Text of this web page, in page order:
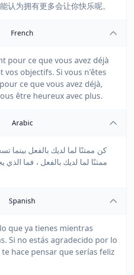
认为拥有更多会让你快乐呢。
French
pour ce que vous avez déjà
objectifs. Si vous n'êtes
ce que vous avez déjà,
être heureux avec plus.
Arabic
كن ممتنًا لما لديك بالفعل بينما
ممتنًا لما لديك بالفعل ، فما
Spanish
que ya tienes mientras
Si no estás agradecido por lo
hace pensar que serías feliz